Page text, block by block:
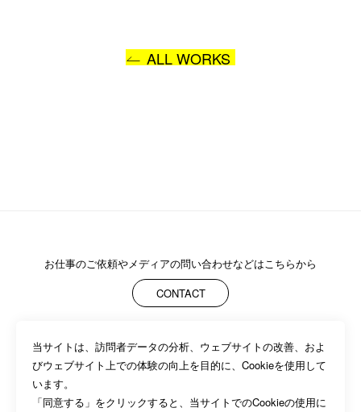
ALL WORKS
お仕事のご依頼やメディアの問い合わせなどはこちらから
CONTACT
ABOUT MEMBERS WORK NEWS/EVENTS
CONTACT
PRIVACY POLICY
当サイトは、訪問者データの分析、ウェブサイトの改善、およ
びウェブサイト上での体験の向上を目的に、Cookieを使用して
います。
「同意する」をクリックすると、当サイトでのCookieの使用に